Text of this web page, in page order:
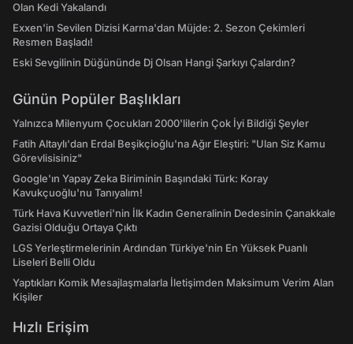
Olan Kedi Yakalandı
Exxen'in Sevilen Dizisi Karma'dan Müjde: 2. Sezon Çekimleri
Resmen Başladı!
Eski Sevgilinin Düğününde Dj Olsan Hangi Şarkıyı Çalardın?
Günün Popüler Başlıkları
Yalnızca Milenyum Çocukları 2000'lilerin Çok İyi Bildiği Şeyler
Fatih Altaylı'dan Erdal Beşikçioğlu'na Ağır Eleştiri: "Ulan Siz Kamu
Görevlisisiniz"
Google'ın Yapay Zeka Biriminin Başındaki Türk: Koray
Kavukçuoğlu'nu Tanıyalım!
Türk Hava Kuvvetleri'nin İlk Kadın Generalinin Dedesinin Çanakkale
Gazisi Olduğu Ortaya Çıktı
LGS Yerleştirmelerinin Ardından Türkiye'nin En Yüksek Puanlı
Liseleri Belli Oldu
Yaptıkları Komik Mesajlaşmalarla İletişimden Maksimum Verim Alan
Kişiler
Hızlı Erişim